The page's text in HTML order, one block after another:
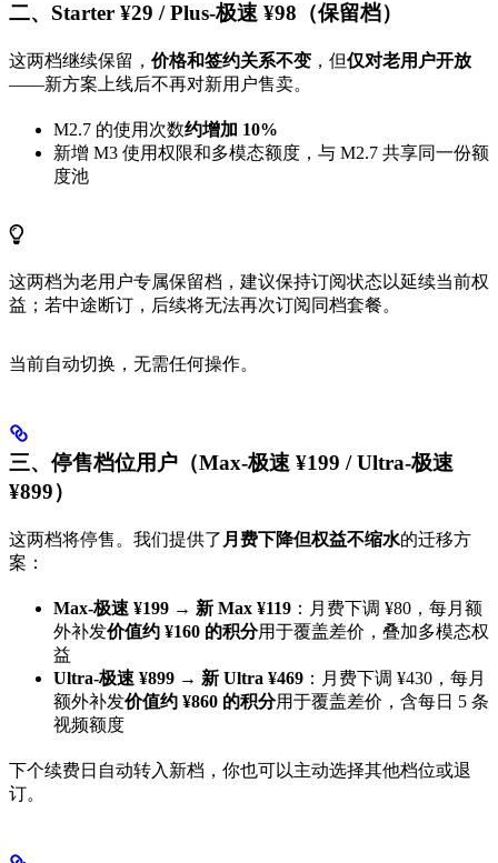
二、Starter ¥29 / Plus-极速 ¥98（保留档）
这两档继续保留， 价格和签约关系不变 ，但仅对老用户开放
——新方案上线后不再对新用户售卖。
M2.7 的使用次数约增加 10%
新增 M3 使用权限和多模态额度，与 M2.7 共享同一份额
度池
这两档为老用户专属保留档，建议保持订阅状态以延续当前权
益；若中途断订，后续将无法再次订阅同档套餐。
当前自动切换，无需任何操作。
三、停售档位用户（Max-极速 ¥199 / Ultra-极速
¥899）
这两档将停售。我们提供了 月费下降但权益不缩水的迁移方
案：
Max-极速 ¥199 → 新 Max ¥119 ：月费下调 ¥80，每月额
外补发价值约 ¥160 的积分用于覆盖差价，叠加多模态权
益
Ultra-极速 ¥899 → 新 Ultra ¥469 ：月费下调 ¥430，每月
额外补发价值约 ¥860 的积分用于覆盖差价，含每日 5 条
视频额度
下个续费日自动转入新档，你也可以主动选择其他档位或退
订。